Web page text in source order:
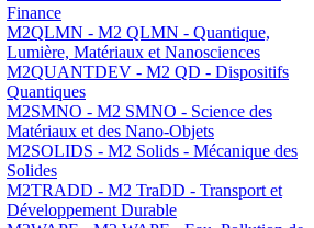
Finance
M2QLMN - M2 QLMN - Quantique,
Lumière, Matériaux et Nanosciences
M2QUANTDEV - M2 QD - Dispositifs
Quantiques
M2SMNO - M2 SMNO - Science des
Matériaux et des Nano-Objets
M2SOLIDS - M2 Solids - Mécanique des
Solides
M2TRADD - M2 TraDD - Transport et
Développement Durable